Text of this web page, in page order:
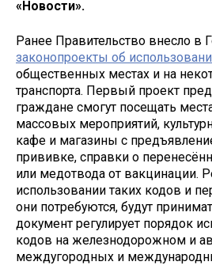
«Новости».
Ранее Правительство внесло в
законопроекты об
общественных местах и на
транспорта. Первый проект
граждане смогут посещать
массовых мероприятий,
кафе и магазины с
прививке, справки о
или медотвода от вакцинации.
использовании таких кодов и
они потребуются, будут
документ регулирует порядок
кодов на железнодорожном и
междугородных и